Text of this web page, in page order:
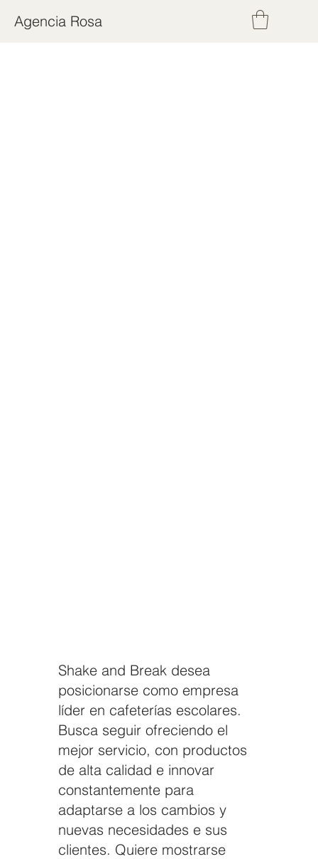
Agencia Rosa
Shake and Break desea
posicionarse como empresa
líder en cafeterías escolares.
Busca seguir ofreciendo el
mejor servicio, con productos
de alta calidad e innovar
constantemente para
adaptarse a los cambios y
nuevas necesidades e sus
clientes. Quiere mostrarse